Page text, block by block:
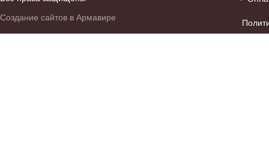
Создание сайтов в Армавире